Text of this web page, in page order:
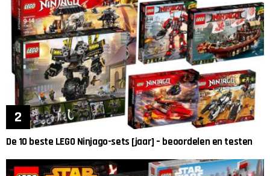
De 10 beste LEGO Ninjago-sets [jaar] – beoordelen en testen